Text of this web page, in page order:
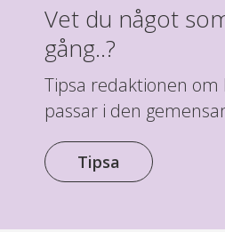
Vet du något
gång..?
Tipsa redaktionen
passar i den
Tipsa